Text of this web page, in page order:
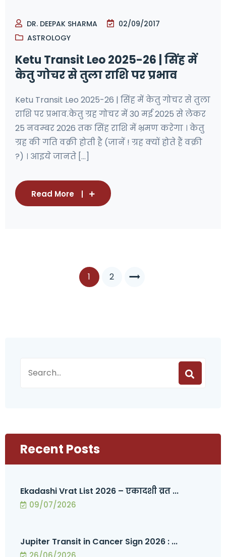
DR. DEEPAK SHARMA
02/09/2017
ASTROLOGY
Ketu Transit Leo 2025-26 | सिंह में
केतु गोचर से तुला राशि पर प्रभाव
Ketu Transit Leo 2025-26 | सिंह में केतु गोचर से तुला
राशि पर प्रभाव.केतु ग्रह गोचर में 30 मई 2025 से लेकर
25 नवम्बर 2026 तक सिंह राशि में भ्रमण करेगा । केतु
ग्रह की गति वक्री होती है (जानें ! ग्रह क्यों होते हैं वक्री
?) । आइये जानते [...]
Read More
1 2
Recent Posts
Ekadashi Vrat List 2026 – एकादशी व्रत ...
09/07/2026
Jupiter Transit in Cancer Sign 2026 : ...